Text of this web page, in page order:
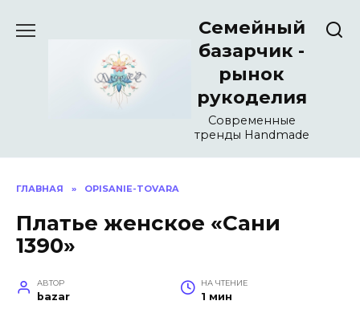
Семейный
базарчик -
рынок
рукоделия
Современные
тренды Handmade
ГЛАВНАЯ » OPISANIE-TOVARA
Платье женское «Сани
1390»
АВТОР
bazar
НА ЧТЕНИЕ
1 мин